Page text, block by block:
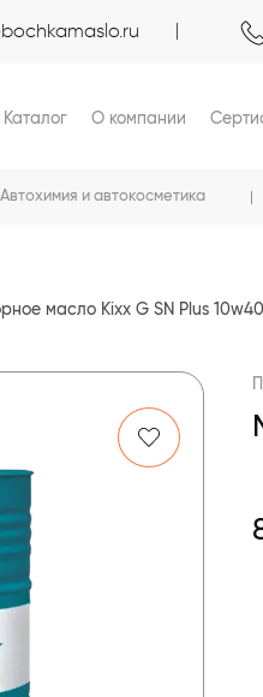
Каталог О компании
Автохимия и автокосметика
масло Kixx G SN Plus